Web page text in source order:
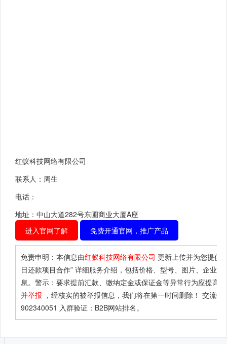
红蚁科技网络有限公司
联系人：周生
电话：
地址：中山大道282号东圃商业大厦A座
进入官网了解
免费开通官网，推广产品
免责申明：本信息由红蚁科技网络有限公司 更新上传并为您提供
日还款项目合作” 详细服务介绍，包括价格、型号、图片、企业等
息。警示：要求提前汇款、缴纳定金或保证金等异常行为应提高
并举报 ，经核实的被举报信息，我们将在第一时间删除！ 交流
902340051 入群验证：B2B网站排名。